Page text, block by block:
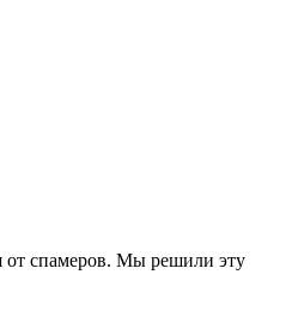
от спамеров. Мы решили эту